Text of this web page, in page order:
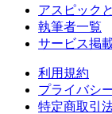
アスピック
執筆者一覧
サービス掲
利用規約
プライバシ
特定商取引